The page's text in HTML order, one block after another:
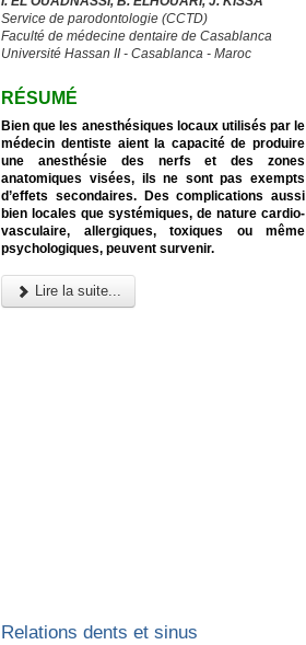
Service de parodontologie (CCTD)
Faculté de médecine dentaire de Casablanca
Université Hassan II - Casablanca - Maroc
RÉSUMÉ
Bien que les anesthésiques locaux utilisés par le
médecin dentiste aient la capacité de produire
une anesthésie des nerfs et des zones
anatomiques visées, ils ne sont pas exempts
d’effets secondaires. Des complications aussi
bien locales que systémiques, de nature cardio-
vasculaire, allergiques, toxiques ou même
psychologiques, peuvent survenir.
Lire la suite...
Relations dents et sinus